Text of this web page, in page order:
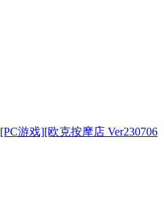
[PC游戏][欧克按摩店 Ver230706